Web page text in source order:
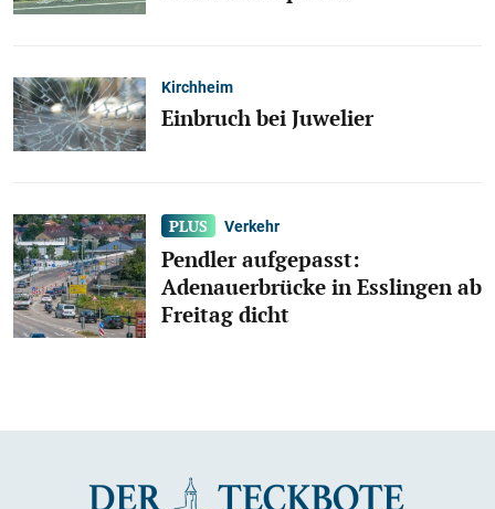
Kirchheim
Einbruch bei Juwelier
Verkehr
Pendler aufgepasst:
Adenauerbrücke in Esslingen ab
Freitag dicht